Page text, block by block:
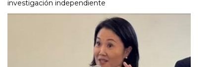
investigación independiente